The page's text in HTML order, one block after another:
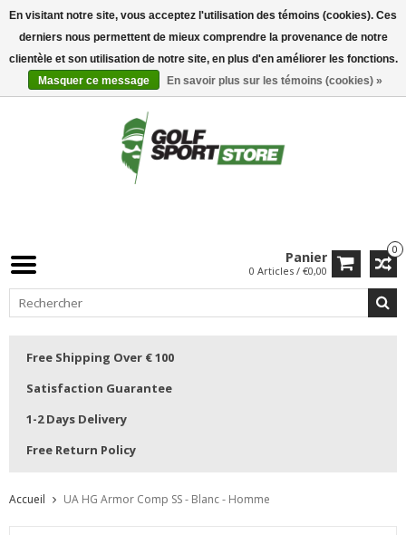
0
Panier
0 Articles / €0,00
Free Shipping Over € 100
Satisfaction Guarantee
1-2 Days Delivery
Free Return Policy
Accueil UA HG Armor Comp SS - Blanc - Homme
En visitant notre site, vous acceptez l'utilisation des témoins (cookies). Ces
derniers nous permettent de mieux comprendre la provenance de notre
clientèle et son utilisation de notre site, en plus d'en améliorer les fonctions.
Masquer ce message
En savoir plus sur les témoins (cookies) »